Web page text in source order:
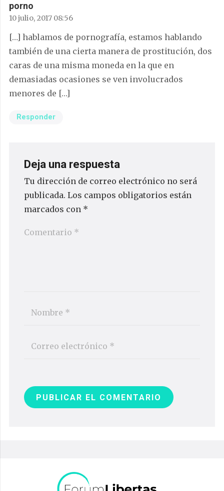
porno
10 julio, 2017 08:56
[…] hablamos de pornografía, estamos hablando
también de una cierta manera de prostitución, dos
caras de una misma moneda en la que en
demasiadas ocasiones se ven involucrados
menores de […]
Responder
Deja una respuesta
Tu dirección de correo electrónico no será
publicada. Los campos obligatorios están
marcados con *
PUBLICAR EL COMENTARIO